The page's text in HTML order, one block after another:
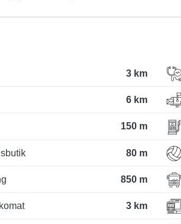
3 km
6 km
150 m
80 m
850 m
3 km